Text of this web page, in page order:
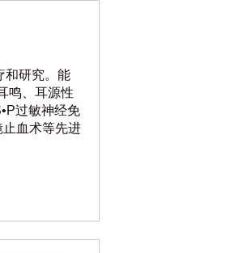
和研究。能
鸣、耳源性
过敏神经免
血术等先进